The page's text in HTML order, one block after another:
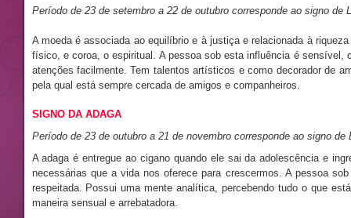
Período de 23 de setembro a 22 de outubro corresponde ao signo de
A moeda é associada ao equilíbrio e à justiça e relacionada à
físico, e coroa, o espiritual. A pessoa sob esta influência é
atenções facilmente. Tem talentos artísticos e como decorador de
pela qual está sempre cercada de amigos e companheiros.
SIGNO DA ADAGA
Período de 23 de outubro a 21 de novembro corresponde ao signo de
A adaga é entregue ao cigano quando ele sai da adolescência e
necessárias que a vida nos oferece para crescermos. A pessoa
respeitada. Possui uma mente analítica, percebendo tudo o que
maneira sensual e arrebatadora.